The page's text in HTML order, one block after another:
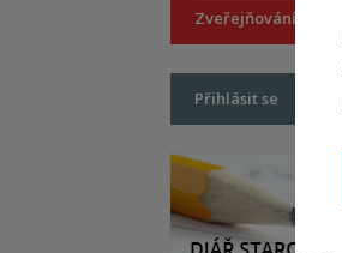
Zveřejňování smluv
Přihlásit se